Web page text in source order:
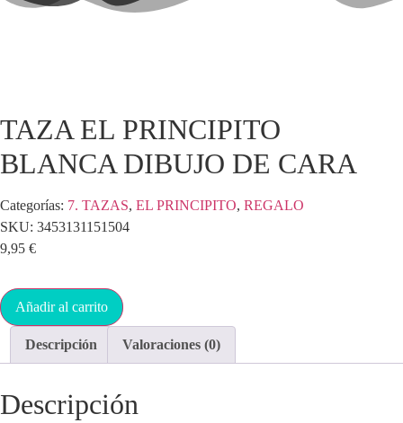
TAZA EL PRINCIPITO
BLANCA DIBUJO DE CARA
Categorías: 7. TAZAS, EL PRINCIPITO, REGALO
SKU: 3453131151504
9,95 €
Añadir al carrito
Descripción Valoraciones (0)
Descripción